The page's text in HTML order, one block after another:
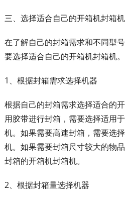
三、选择适合自己的开箱机封箱机
在了解自己的封箱需求和不同型
要选择适合自己的开箱机封箱机。
1、根据封箱需求选择机器
根据自己的封箱需求选择适合的
用胶带进行封箱，需要选择适用
机。如果需要高速封箱，需要选
机。如果需要封箱尺寸较大的物
封箱的开箱机封箱机。
2、根据封箱量选择机器